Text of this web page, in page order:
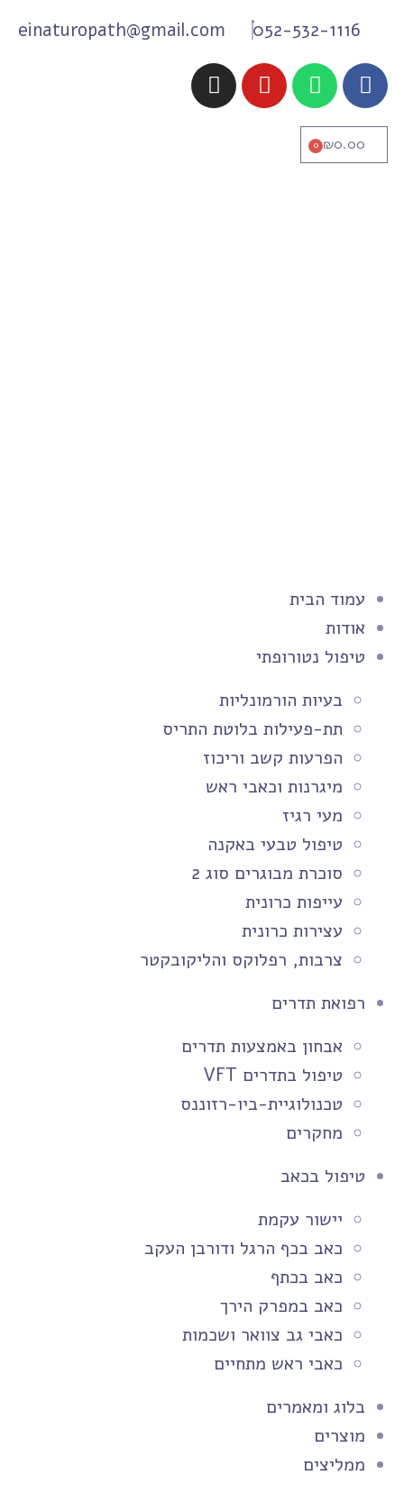
052-532-1116
einaturopath@gmail.com
₪0.00
0
עמוד הבית
אודות
טיפול נטורופתי
בעיות הורמונליות
תת-פעילות בלוטת התריס
הפרעות קשב וריכוז
מיגרנות וכאבי ראש
מעי רגיז
טיפול טבעי באקנה
סוכרת מבוגרים סוג 2
עייפות כרונית
עצירות כרונית
צרבות, רפלוקס והליקובקטר
רפואת תדרים
אבחון באמצעות תדרים
טיפול בתדרים VFT
טכנולוגיית-ביו-רזוננס
מחקרים
טיפול בכאב
יישור עקמת
כאב בכף הרגל ודורבן העקב
כאב בכתף
כאב במפרק הירך
כאבי גב צוואר ושכמות
כאבי ראש מתחיים
בלוג ומאמרים
מוצרים
ממליצים